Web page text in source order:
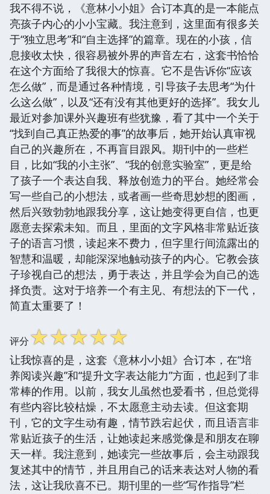
我不得不说，《意林小小姐》合订本真的是一本能点
亮孩子内心的小小宝藏。我注意到，这里面有很多关
于“独立思考”和“自主选择”的篇章。现在的小孩，信
息接收太快，很容易被外界的声音左右，这套书恰恰
在这个方面给了我很大的惊喜。它不是告诉你“应该
怎么做”，而是通过各种情境，引导孩子去思考“为什
么这么做”，以及“还有没有其他更好的选择”。我女儿
最近对参加课外兴趣班有些犹豫，看了其中一个关于
“找到自己真正热爱的事”的故事后，她开始认真审视
自己的兴趣所在，不再盲目跟风。期刊中的一些栏
目，比如“我的小主张”、“我的创意实验室”，更是给
了孩子一个表达自我、释放创造力的平台。她经常会
写一些自己的小想法，或者画一些奇思妙想的图画，
然后兴致勃勃地跟我分享，这让她变得更自信，也更
愿意去探索未知。而且，里面的文字风格非常贴近孩
子的语言习惯，读起来不费力，但字里行间流露出的
智慧和温暖，却能深深地触动孩子的内心。它教会孩
子珍视自己的想法，勇于表达，并且学会为自己的选
择负责。这对于培养一个有主见、有想法的下一代，
简直太重要了！
评分☆☆☆☆☆
让我惊喜的是，这套《意林小小姐》合订本，在“培
养阅读兴趣”和“提升文字表达能力”方面，也起到了非
常棒的作用。以前，我女儿虽然也爱看书，但总觉得
有些内容比较枯燥，不太愿意主动去读。但这套期
刊，它的文字生动有趣，情节跌宕起伏，而且语言非
常贴近孩子的生活，让她读起来感觉像是和朋友在聊
天一样。我注意到，她读完一些故事后，会主动跟我
复述其中的情节，并且用自己的话来表达对人物的看
法，这让我欣喜不已。期刊里的一些“写作指导”栏